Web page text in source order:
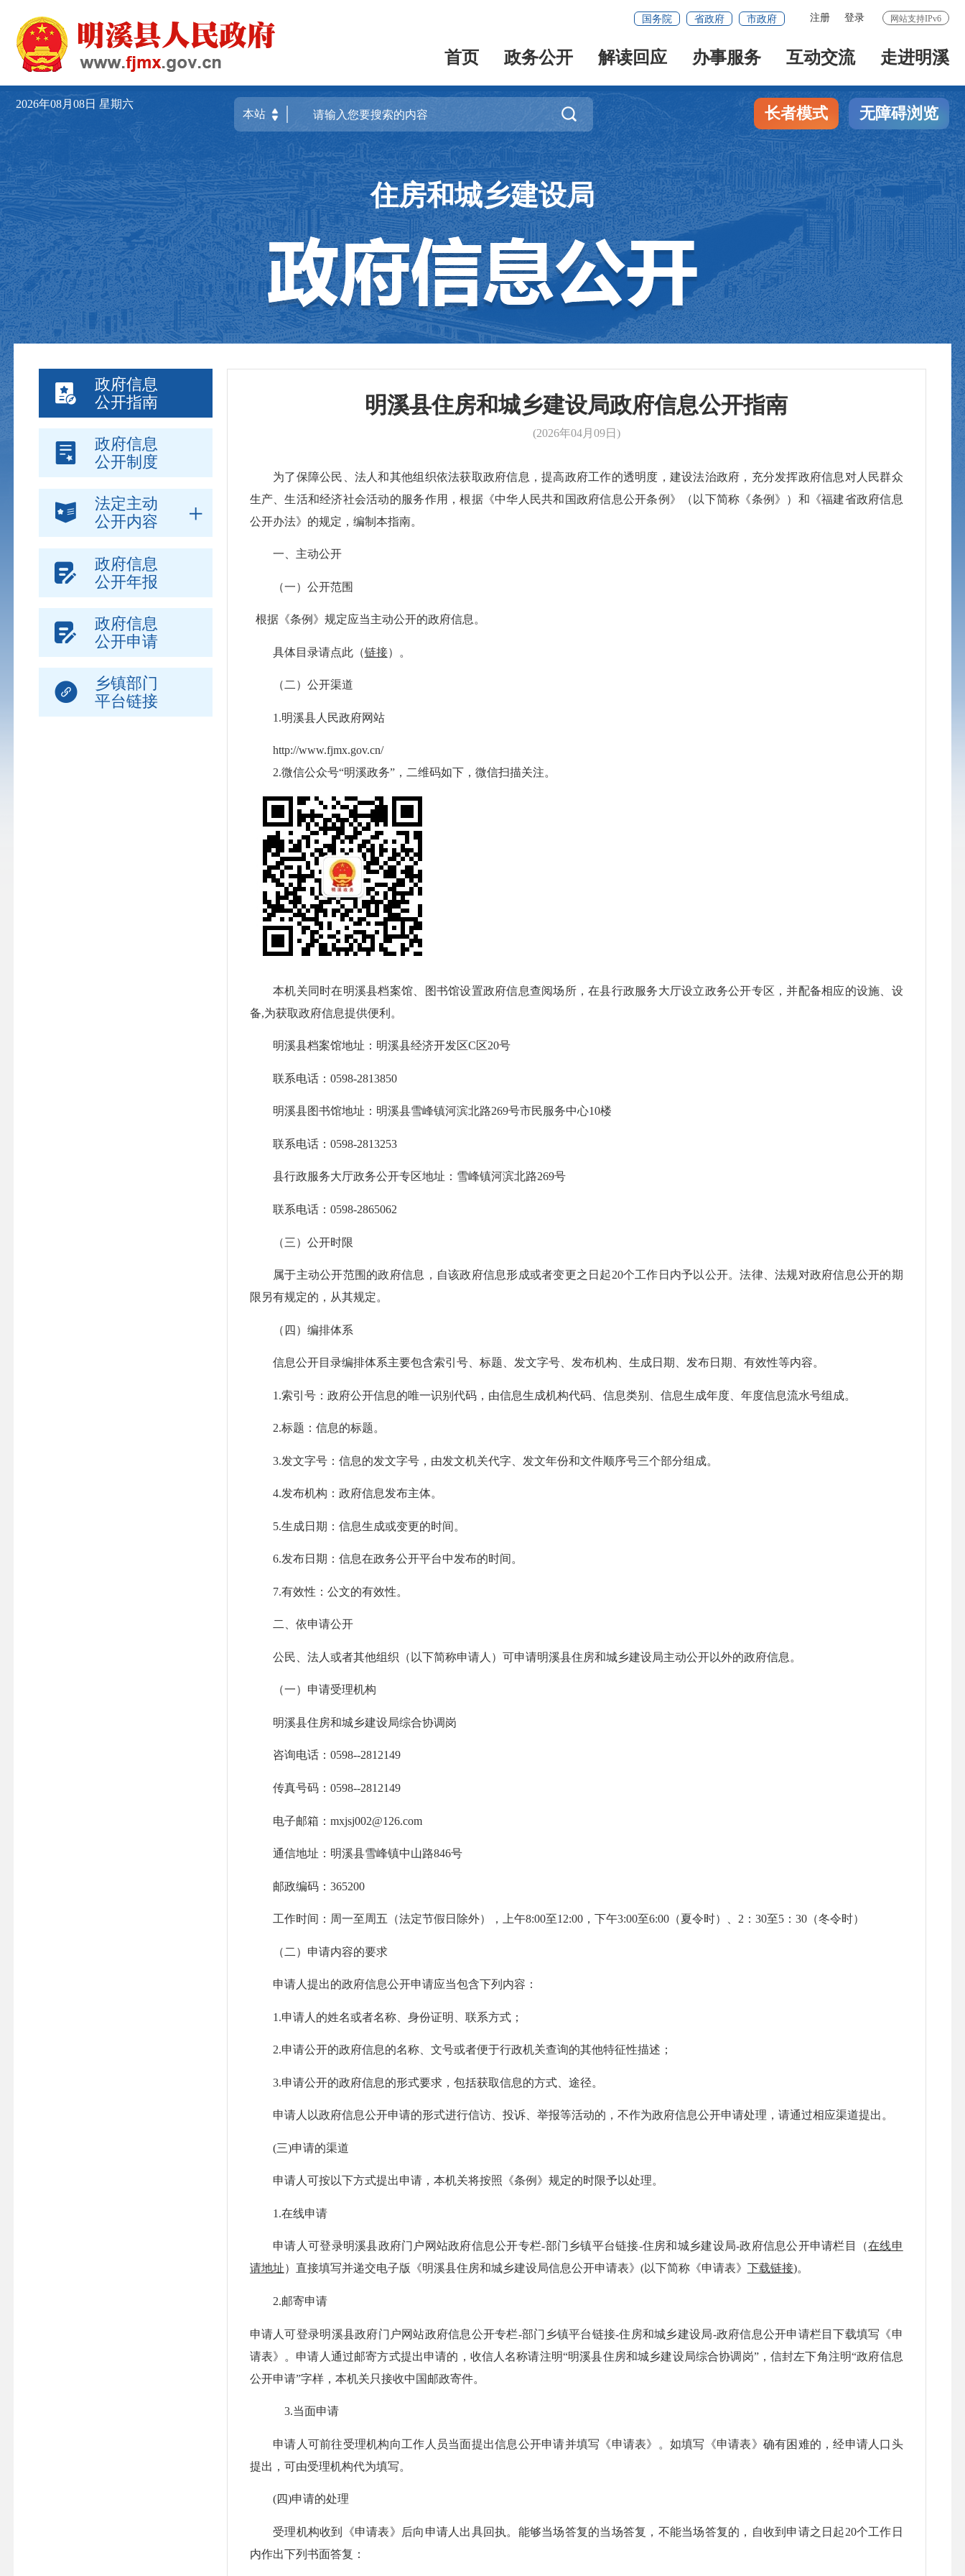
网站支持IPv6
注册 登录
国务院 省政府 市政府
首页 政务公开 解读回应 办事服务 互动交流 走进明溪
2026年08月08日 星期六
 长者模式 无障碍浏览
住房和城乡建设局
政府信息
公开指南
政府信息
公开制度
法定主动
公开内容
政府信息
公开年报
政府信息
公开申请
乡镇部门
平台链接
明溪县住房和城乡建设局政府信息公开指南
(2026年04月09日)
为了保障公民、法人和其他组织依法获取政府信息，提高政府工作的透明度，建设法治政府，充分发挥政府信息对人民群众
生产、生活和经济社会活动的服务作用，根据《中华人民共和国政府信息公开条例》（以下简称《条例》）和《福建省政府信息
公开办法》的规定，编制本指南。
一、主动公开
（一）公开范围
根据《条例》规定应当主动公开的政府信息。
具体目录请点此（链接）。
（二）公开渠道
1.明溪县人民政府网站
http://www.fjmx.gov.cn/
2.微信公众号“明溪政务”，二维码如下，微信扫描关注。
本机关同时在明溪县档案馆、图书馆设置政府信息查阅场所，在县行政服务大厅设立政务公开专区，并配备相应的设施、设
备,为获取政府信息提供便利。
明溪县档案馆地址：明溪县经济开发区C区20号
联系电话：0598-2813850
明溪县图书馆地址：明溪县雪峰镇河滨北路269号市民服务中心10楼
联系电话：0598-2813253
县行政服务大厅政务公开专区地址：雪峰镇河滨北路269号
联系电话：0598-2865062
（三）公开时限
属于主动公开范围的政府信息，自该政府信息形成或者变更之日起20个工作日内予以公开。法律、法规对政府信息公开的期
限另有规定的，从其规定。
（四）编排体系
信息公开目录编排体系主要包含索引号、标题、发文字号、发布机构、生成日期、发布日期、有效性等内容。
1.索引号：政府公开信息的唯一识别代码，由信息生成机构代码、信息类别、信息生成年度、年度信息流水号组成。
2.标题：信息的标题。
3.发文字号：信息的发文字号，由发文机关代字、发文年份和文件顺序号三个部分组成。
4.发布机构：政府信息发布主体。
5.生成日期：信息生成或变更的时间。
6.发布日期：信息在政务公开平台中发布的时间。
7.有效性：公文的有效性。
二、依申请公开
公民、法人或者其他组织（以下简称申请人）可申请明溪县住房和城乡建设局主动公开以外的政府信息。
（一） 申请受理机构
明溪县住房和城乡建设局综合协调岗
咨询电话：0598--2812149
传真号码：0598--281 2149
电子邮箱： mxjsj002@126.com
通信地址：明溪县雪峰镇中山路846号
邮政编码：365200
工作时间：周一至周五（法定节假日除外），上午8:00至12:00，下午3:00至6:00（夏令时）、2：30至5：30（冬令时）
（二）申请内容的要求
申请人提出的政府信息公开申请应当包含下列内容：
1.申请人的姓名或者名称、身份证明、联系方式；
2.申请公开的政府信息的名称、文号或者便于行政机关查询的其他特征性描述；
3.申请公开的政府信息的形式要求，包括获取信息的方式、途径。
申请人以政府信息公开申请的形式进行信访、投诉、举报等活动的，不作为政府信息公开申请处理，请通过相应渠道提出。
(三)申请的渠道
申请人可按以下方式提出申请，本机关将按照《条例》规定的时限予以处理。
1.在线申请
申请人可登录明溪县政府门户网站政府信息公开专栏-部门乡镇平台链接-住房和城乡建设局-政府信息公开申请栏目 （在线申
请地址）直接填写并递交电子版 《明溪县住房和城乡建设局信息公开申请表》(以下简称《申请表》 下载链接)。
2.邮寄申请
申请人可登录明溪县政府门户网站政府信息公开专栏-部门乡镇平台链接-住房和城乡建设局-政府信息公开申请栏目下载填写《申
请表》。申请人通过邮寄方式提出申请的，收信人名称请注明“明溪县住房和城乡建设局综合协调岗”，信封左下角注明“政府信息
公开申请”字样，本机关只接收中国邮政寄件。
3.当面申请
申请人可前往受理机构向工作人员当面提出信息公开申请并填写《申请表》。如填写《申请表》确有困难的，经申请人口头
提出，可由受理机构代为填写。
(四)申请的处理
受理机构收到《申请表》后向申请人出具回执。能够当场答复的当场答复，不能当场答复的，自收到申请之日起20个工作日
内作出下列书面答复：